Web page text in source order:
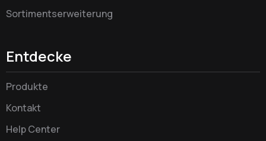
Sortimentserweiterung
Entdecke
Produkte
Kontakt
Help Center